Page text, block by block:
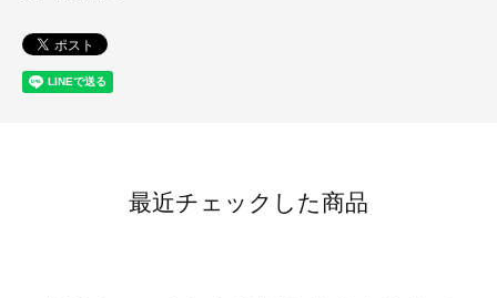
最近チェックした商品